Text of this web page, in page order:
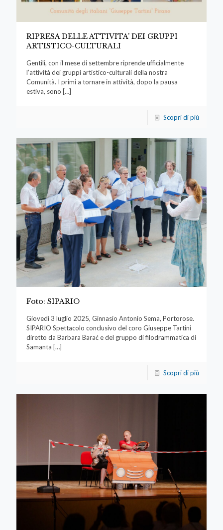
RIPRESA DELLE ATTIVITA’ DEI GRUPPI
ARTISTICO-CULTURALI
Gentili, con il mese di settembre riprende ufficialmente
l’attività dei gruppi artistico-culturali della nostra
Comunità. I primi a tornare in attività, dopo la pausa
estiva, sono […]
Scopri di più
Foto: SIPARIO
Giovedì 3 luglio 2025, Ginnasio Antonio Sema, Portorose.
SIPARIO Spettacolo conclusivo del coro Giuseppe Tartini
diretto da Barbara Barać e del gruppo di filodrammatica di
Samanta […]
Scopri di più